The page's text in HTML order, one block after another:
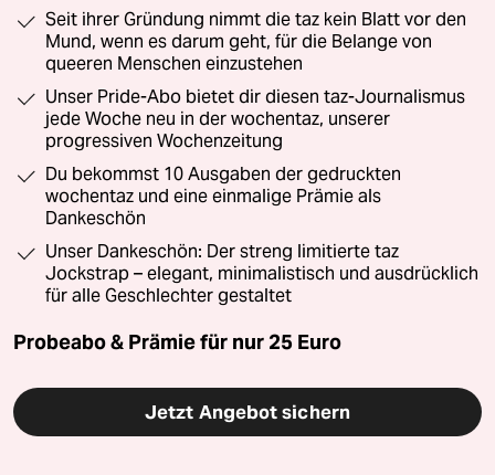
Seit ihrer Gründung nimmt die taz kein Blatt vor den
Mund, wenn es darum geht, für die Belange von
queeren Menschen einzustehen
Unser Pride-Abo bietet dir diesen taz-Journalismus
jede Woche neu in der wochentaz, unserer
progressiven Wochenzeitung
Du bekommst 10 Ausgaben der gedruckten
wochentaz und eine einmalige Prämie als
Dankeschön
Unser Dankeschön: Der streng limitierte taz
Jockstrap – elegant, minimalistisch und ausdrücklich
für alle Geschlechter gestaltet
Probeabo & Prämie für nur 25 Euro
Jetzt Angebot sichern